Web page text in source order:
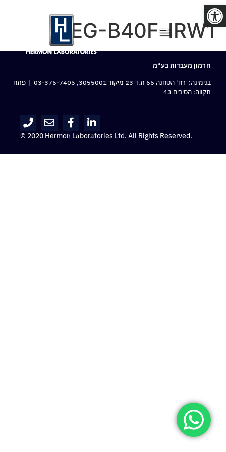
פתח סרגל נגישות
IPEG-B40F-IRW1
חרמון מעבדות בע“מ
בנימינה: רח‘ הטחנה 66 ת.ד 23 מיקוד 3055001,
03-376-7405 | פתח
תקווה: הסיבים 43
© 2020 Hermon Laboratories Ltd. All Rights Reserved.